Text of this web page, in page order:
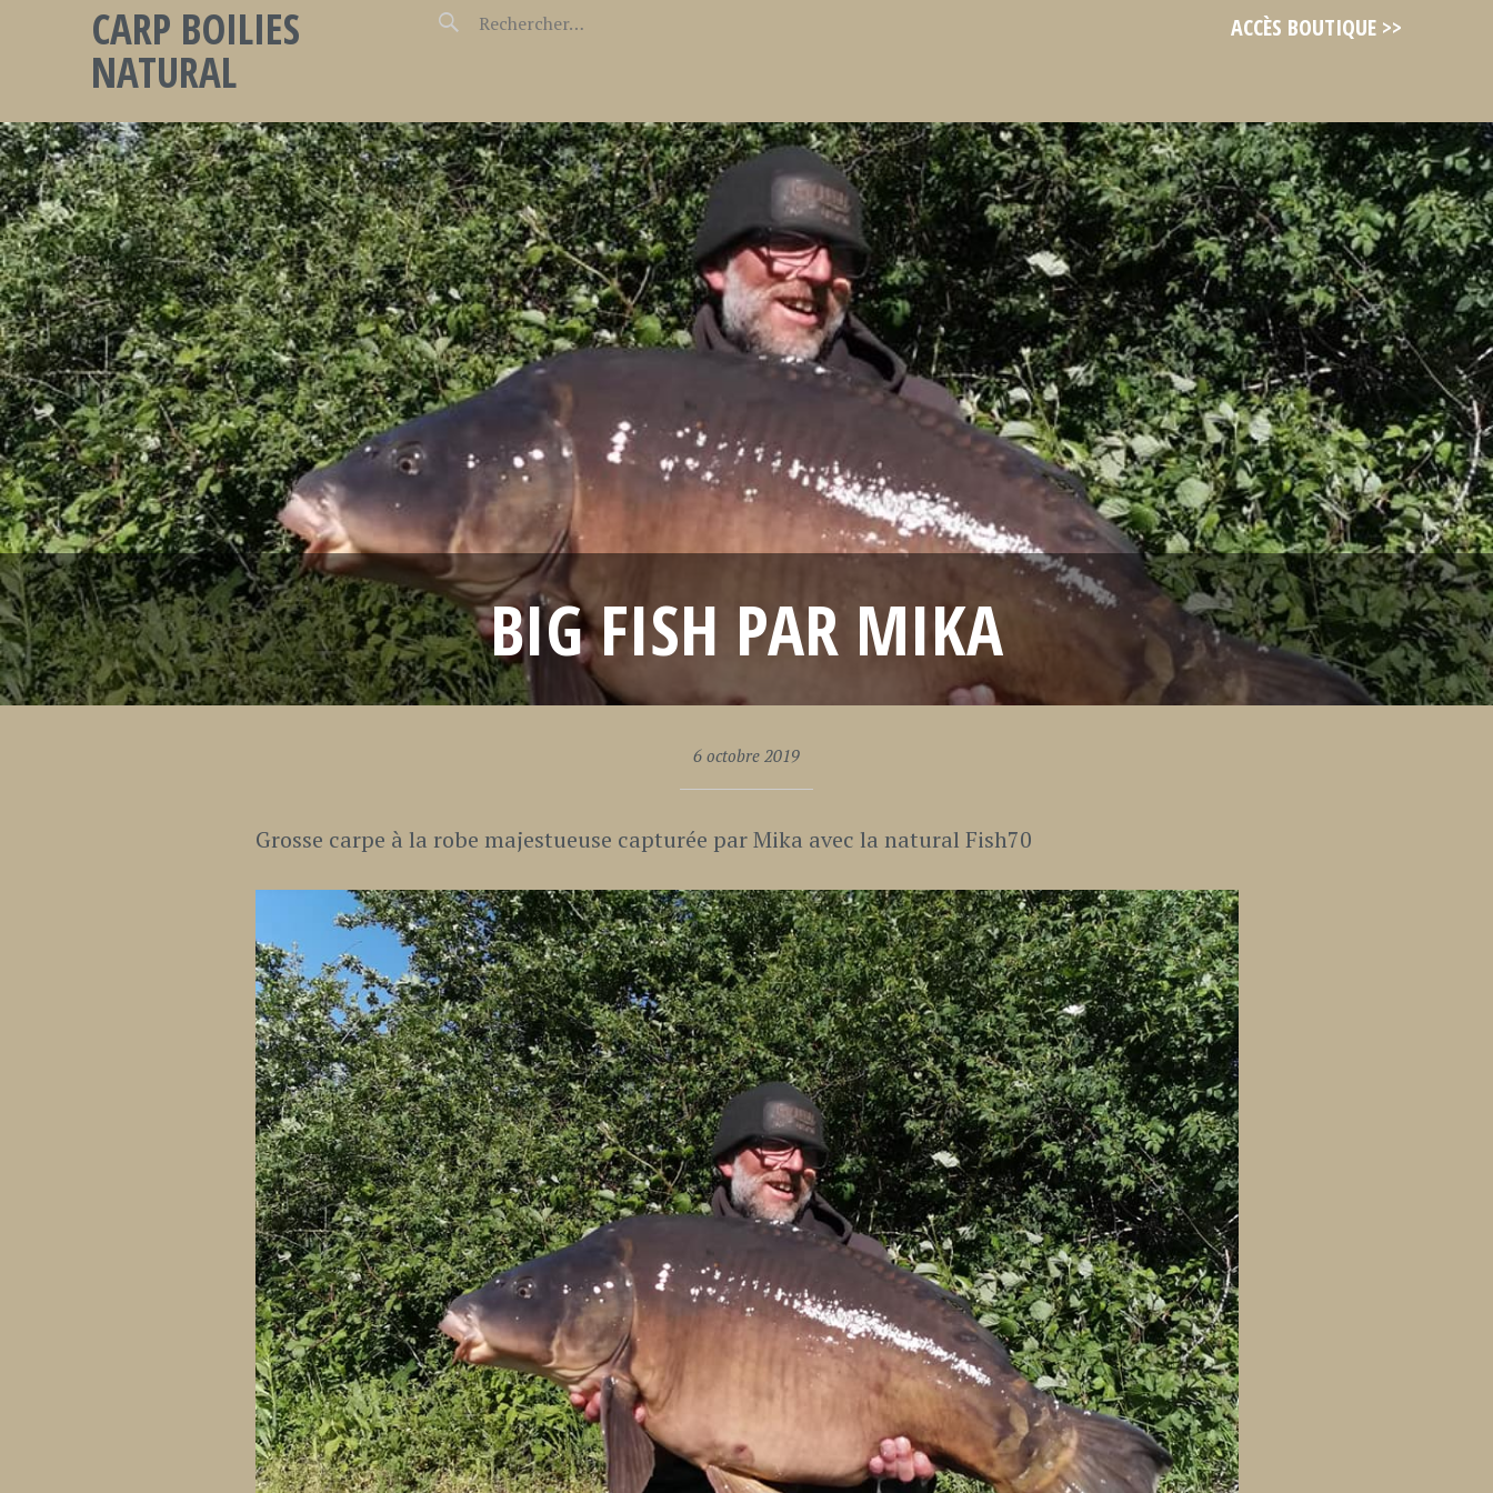
CARP BOILIES
NATURAL
ACCÈS BOUTIQUE >>
BIG FISH PAR MIKA
6 octobre 2019
Grosse carpe à la robe majestueuse capturée par Mika avec la natural Fish70